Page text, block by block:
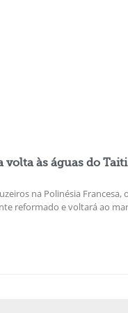
às águas do Taiti
na Polinésia Francesa,
reformado e voltará ao mar